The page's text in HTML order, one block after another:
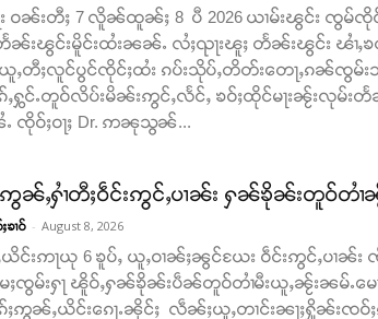
း ဝၼ်းတီႈ 7 လိူၼ်ထူၼ်ႈ 8 ပီ 2026 ယၢမ်းၽွင်း ၸွမ်
းၽွင်းမိူင်းထႆးၼၼ်ႉ လႆႈၺႃးၽူႈ တႅၼ်းၽွင်း ၽၢႆႇၶ
ႇတီႈလူင်ပွင်ၸိုင်ႈထႆး ၵပ်းသိုပ်ႇတိတ်း​​တေႃႇၵၼ်ၸွမ်း
ႇႁွင်ႉတူဝ်လိပ်းမိၼ်းဢွင်ႇလႅင်ႇ ၶဝ်ႈထိုင်မႃးၼႂ်းလုမ်းတႅ
ၸိုဝ်ႈဝႃႈ Dr. ဢၼုသွၼ်...
ၼ်ႇႁၢႆတီႈဝဵင်းဢွင်ႇပၢၼ်း ႁၼ်ၶိုၼ်းတူဝ်တၢႆၼႂ်
ၶၢဝ် - August 8, 2026
းဢႃယု 6 ၶူပ်ႇ ယူႇဝၢၼ်ႈၼွင်ယႄး ဝဵင်းဢွင်ႇပၢၼ်း ၸို
ႄႈၸွမ်းႁႃ ၽိူဝ်ႇႁၼ်ၶိုၼ်းပဵၼ်တူဝ်တၢႆမီးယူႇၼႂ်းၼမ်ႉမေႃ
ႈဢွၼ်ႇယိင်းၵေႃႉၼိုင်ႈ လဵၼ်ႈယူႇတၢင်းၼႃႈႁိူၼ်းၸဝ်ႈၵ